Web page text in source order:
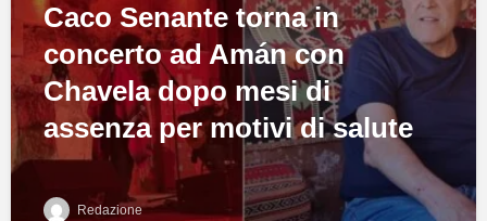
Caco Senante torna in
concerto ad Amán con
Chavela dopo mesi di
assenza per motivi di salute
Redazione